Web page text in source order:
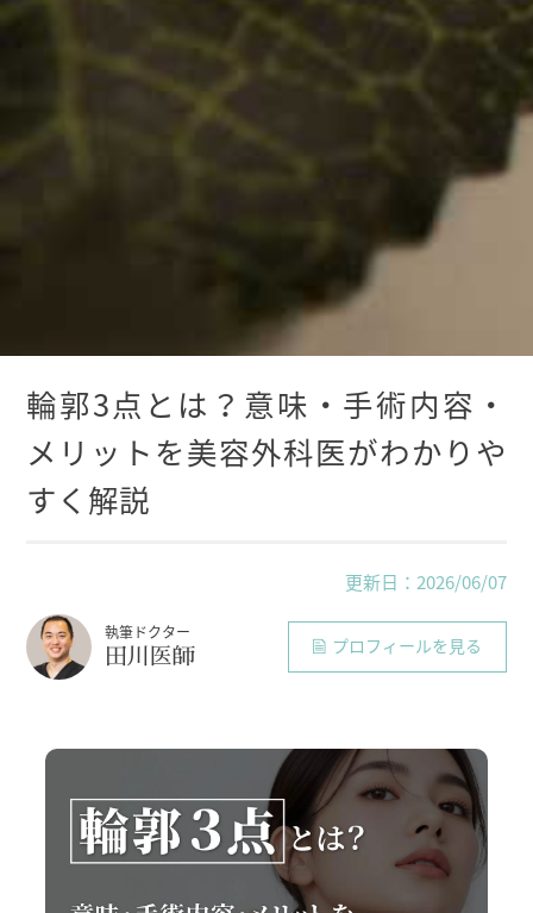
輪郭3点とは？意味・手術内容・
メリットを美容外科医がわかりや
すく解説
更新日：2026/06/07
執筆ドクター
田川医師 プロフィールを見る